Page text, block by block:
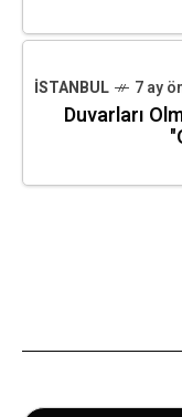
İSTANBUL 7 ay
Duvarları